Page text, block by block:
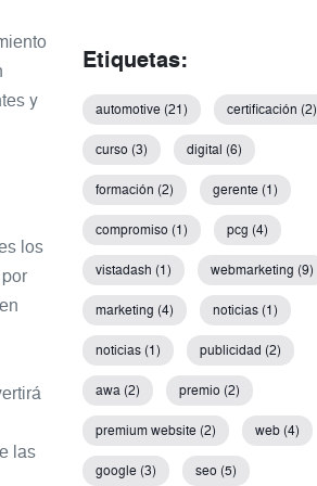
y
los
las
Etiquetas:
automotive (21) certificación (2)
curso (3) digital (6)
formación (2) gerente (1)
compromiso (1) pcg (4)
vistadash (1) webmarketing (9)
marketing (4) noticias (1)
noticias (1) publicidad (2)
awa (2) premio (2)
premium website (2) web (4)
google (3) seo (5)